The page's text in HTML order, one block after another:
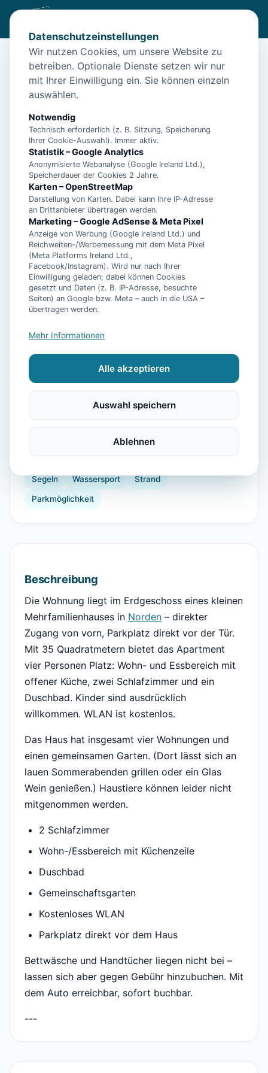
/Unterkünfte /Norden/
Norden: Strandnahe Ferienwohnung in
Norden: Strandnahe
Ferienwohnung in
26506 Norden
Ausstattung
WLAN
Garten Wellnessbehandlungen
Kaffeemaschine Herdplatte Küchenutensilien
Krankenhaus Vogelbeobachtung
Angeln Fitnessgeräte Wandern Reiten
Segeln Wassersport Strand
Parkmöglichkeit
Beschreibung
Die Wohnung liegt im Erdgeschoss eines kleinen
Mehrfamilienhauses in Norden – direkter
Zugang von vorn, Parkplatz direkt vor der Tür.
Mit 35 Quadratmetern bietet das Apartment
vier Personen Platz: Wohn- und Essbereich mit
offener Küche, zwei Schlafzimmer und ein
Duschbad. Kinder sind ausdrücklich
willkommen. WLAN ist kostenlos.
Das Haus hat insgesamt vier Wohnungen und
einen gemeinsamen Garten. (Dort lässt sich an
lauen Sommerabenden grillen oder ein Glas
Wein genießen.) Haustiere können leider nicht
mitgenommen werden.
2 Schlafzimmer
Wohn-/Essbereich mit Küchenzeile
Duschbad
Gemeinschaftsgarten
Kostenloses WLAN
Parkplatz direkt vor dem Haus
Bettwäsche und Handtücher liegen nicht bei –
lassen sich aber gegen Gebühr hinzubuchen. Mit
dem Auto erreichbar, sofort buchbar.
---
Datenschutzeinstellungen
Wir nutzen Cookies, um unsere Website zu
betreiben. Optionale Dienste setzen wir nur
mit Ihrer Einwilligung ein. Sie können einzeln
auswählen.
Notwendig
Technisch erforderlich (z. B. Sitzung, Speicherung
Ihrer Cookie-Auswahl). Immer aktiv.
Statistik – Google Analytics
Anonymisierte Webanalyse (Google Ireland Ltd.),
Speicherdauer der Cookies 2 Jahre.
Karten – OpenStreetMap
Darstellung von Karten. Dabei kann Ihre IP-Adresse
an Drittanbieter übertragen werden.
Marketing – Google AdSense & Meta Pixel
Anzeige von Werbung (Google Ireland Ltd.) und
Reichweiten-/Werbemessung mit dem Meta Pixel
(Meta Platforms Ireland Ltd.,
Facebook/Instagram). Wird nur nach Ihrer
Einwilligung geladen; dabei können Cookies
gesetzt und Daten (z. B. IP-Adresse, besuchte
Seiten) an Google bzw. Meta – auch in die USA –
übertragen werden.
Mehr Informationen
Alle akzeptieren
Auswahl speichern
Ablehnen